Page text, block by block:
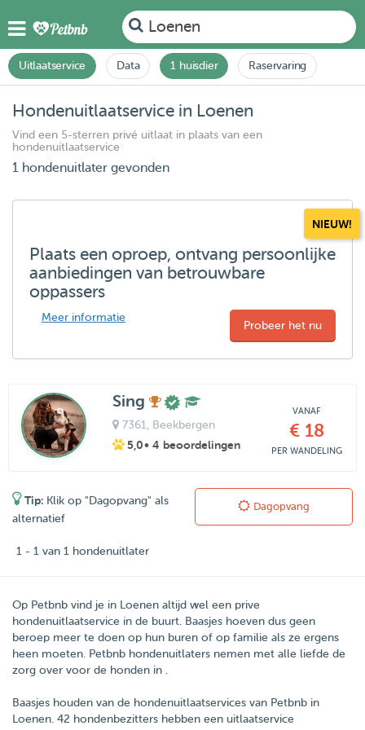
Loenen
Uitlaatservice Data 1 huisdier Raservaring
Hondenuitlaatservice in Loenen
Vind een 5-sterren privé uitlaat in plaats van een
hondenuitlaatservice
1 hondenuitlater gevonden
NIEUW!
Plaats een oproep, ontvang persoonlijke
aanbiedingen van betrouwbare
oppassers
Meer informatie
Probeer het nu
Sing
7361 , Beekbergen
5,0• 4 beoordelingen
VANAF
€ 18
PER WANDELING
Tip: Klik op "Dagopvang" als
alternatief
Dagopvang
1 - 1 van 1 hondenuitlater
Op Petbnb vind je in Loenen altijd wel een prive
hondenuitlaatservice in de buurt. Baasjes hoeven dus geen
beroep meer te doen op hun buren of op familie als ze ergens
heen moeten. Petbnb hondenuitlaters nemen met alle liefde de
zorg over voor de honden in .
Baasjes houden van de hondenuitlaatservices van Petbnb in
Loenen. 42 hondenbezitters hebben een uitlaatservice